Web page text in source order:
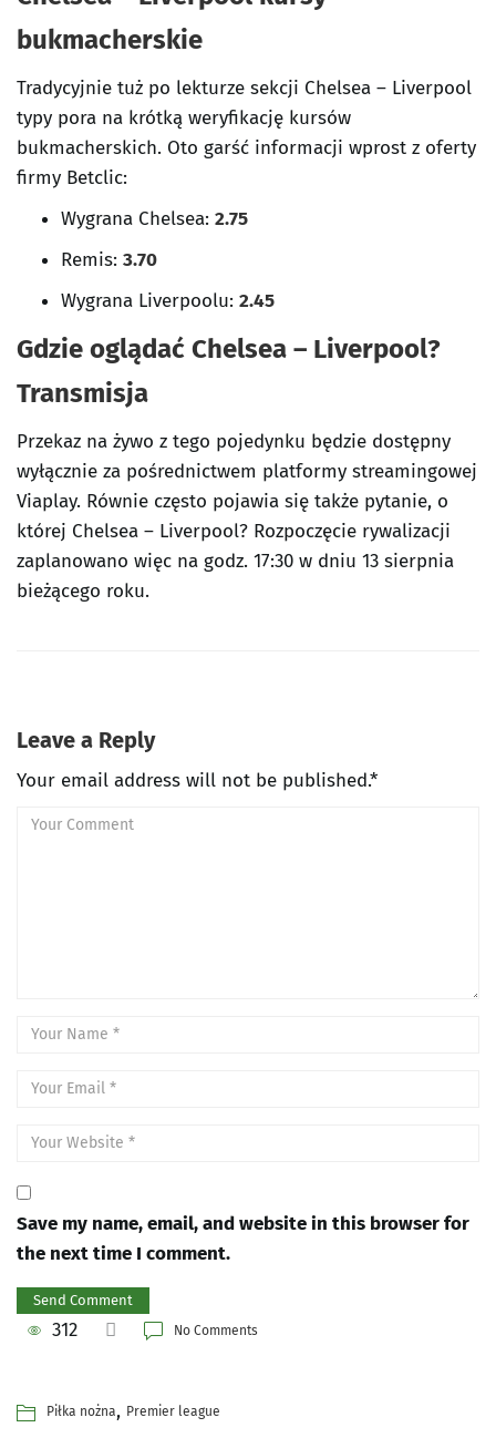
bukmacherskie
Tradycyjnie tuż po lekturze sekcji Chelsea – Liverpool
typy pora na krótką weryfikację kursów
bukmacherskich. Oto garść informacji wprost z oferty
firmy Betclic:
Wygrana Chelsea: 2.75
Remis: 3.70
Wygrana Liverpoolu: 2.45
Gdzie oglądać Chelsea – Liverpool?
Transmisja
Przekaz na żywo z tego pojedynku będzie dostępny
wyłącznie za pośrednictwem platformy streamingowej
Viaplay. Równie często pojawia się także pytanie, o
której Chelsea – Liverpool? Rozpoczęcie rywalizacji
zaplanowano więc na godz. 17:30 w dniu 13 sierpnia
bieżącego roku.
Leave a Reply
Your email address will not be published.*
Save my name, email, and website in this browser for
the next time I comment.
312 No Comments
Piłka nożna, Premier league